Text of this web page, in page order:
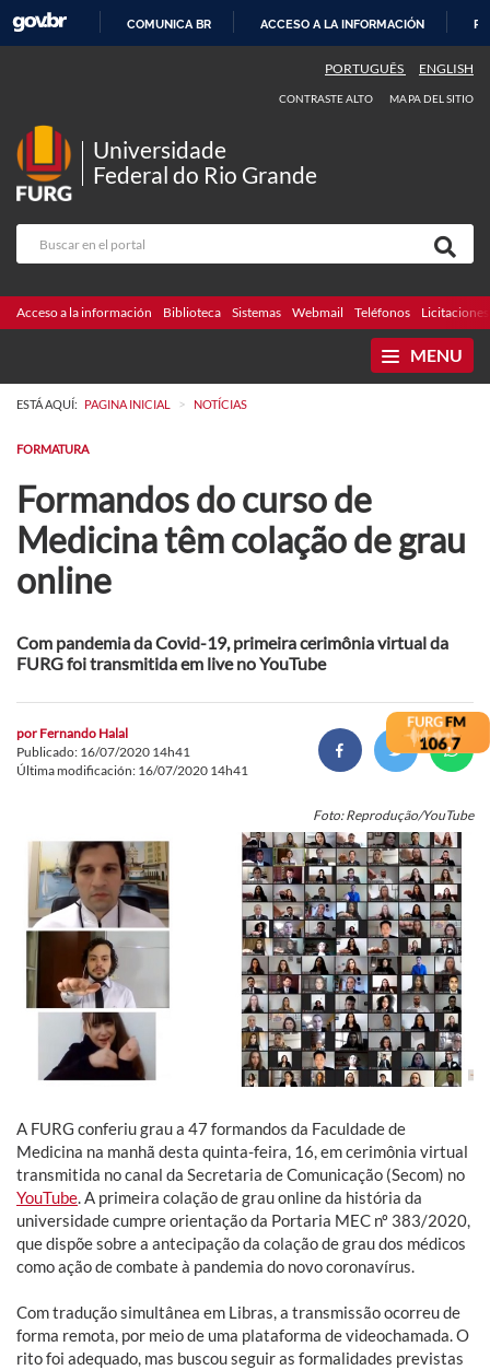
CONTENIDO
COMUNICA BR ACCESO A LA INFORMACIÓN
PORTUGUÊS ENGLISH
CONTRASTE ALTO MAPA DEL SITIO
Universidade
Federal do Rio Grande
Acceso a la información Biblioteca Sistemas Webmail Teléfonos Licitaciones
MENU
ESTÁ AQUÍ: PAGINA INICIAL > NOTÍCIAS
FORMATURA
Formandos do curso de
Medicina têm colação de grau
online
Com pandemia da Covid-19, primeira cerimônia virtual da
FURG foi transmitida em live no YouTube
por Fernando Halal
Publicado: 16/07/2020 14h41
Última modificación: 16/07/2020 14h41
Foto: Reprodução/YouTube
A FURG conferiu grau a 47 formandos da Faculdade de
Medicina na manhã desta quinta-feira, 16, em cerimônia virtual
transmitida no canal da Secretaria de Comunicação (Secom) no
YouTube. A primeira colação de grau online da história da
universidade cumpre orientação da Portaria MEC nº 383/2020,
que dispõe sobre a antecipação da colação de grau dos médicos
como ação de combate à pandemia do novo coronavírus.
Com tradução simultânea em Libras, a transmissão ocorreu de
forma remota, por meio de uma plataforma de videochamada. O
rito foi adequado, mas buscou seguir as formalidades previstas